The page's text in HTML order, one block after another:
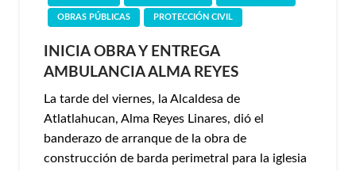
OBRAS PÚBLICAS PROTECCIÓN CIVIL
INICIA OBRA Y ENTREGA
AMBULANCIA ALMA REYES
La tarde del viernes, la Alcaldesa de
Atlatlahucan, Alma Reyes Linares, dió el
banderazo de arranque de la obra de
construcción de barda perimetral para la iglesia